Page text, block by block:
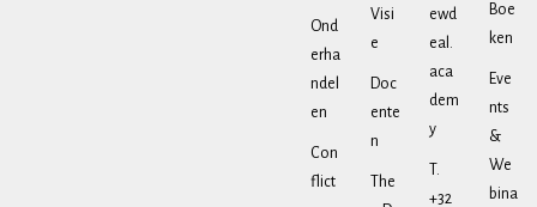
Ond
erha
ndel
en
Con
flict
Visi
e
Doc
ente
n
The
ewd
eal.
aca
dem
y
T.
+32
Boe
ken
Eve
nts
&
We
bina